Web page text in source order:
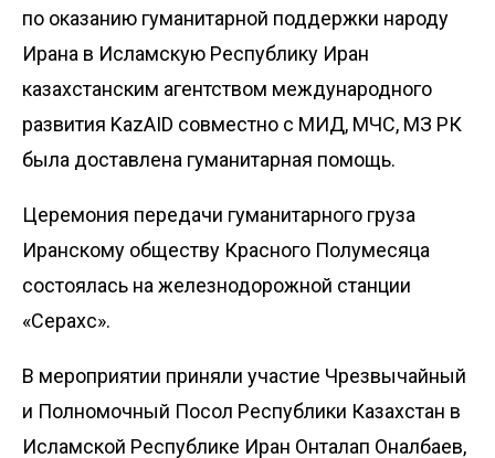
по оказанию гуманитарной поддержки народу
Ирана в Исламскую Республику Иран
казахстанским агентством международного
развития KazAID совместно с МИД, МЧС, МЗ РК
была доставлена гуманитарная помощь.
Церемония передачи гуманитарного груза
Иранскому обществу Красного Полумесяца
состоялась на железнодорожной станции
«Серахс».
В мероприятии приняли участие Чрезвычайный
и Полномочный Посол Республики Казахстан в
Исламской Республике Иран Онталап Оналбаев,